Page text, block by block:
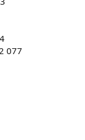
077